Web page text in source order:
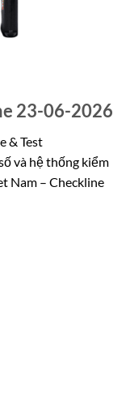
23-06-2026
& Test
và hệ thống kiểm
Nam – Checkline